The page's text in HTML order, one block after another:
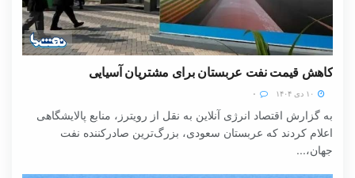
کاهش قیمت نفت عربستان برای مشتریان آسیایی
به گزارش اقتصاد انرژی آنلاین به نقل از رویترز، منابع پالایشگاهی
اعلام کردند که عربستان سعودی، بزرگ‌ترین صادرکننده نفت
جهان،...